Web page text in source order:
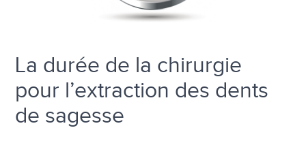
La durée de la chirurgie
pour l’extraction des dents
de sagesse